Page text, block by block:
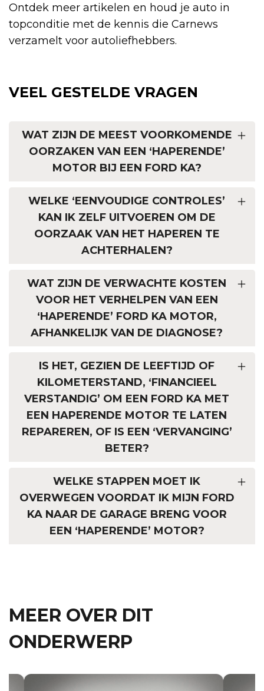
Ontdek meer artikelen en houd je auto in
topconditie met de kennis die Carnews
verzamelt voor autoliefhebbers.
VEEL GESTELDE VRAGEN
WAT ZIJN DE MEEST VOORKOMENDE
OORZAKEN VAN EEN ‘HAPERENDE’
MOTOR BIJ EEN FORD KA?
WELKE ‘EENVOUDIGE CONTROLES’
KAN IK ZELF UITVOEREN OM DE
OORZAAK VAN HET HAPEREN TE
ACHTERHALEN?
WAT ZIJN DE VERWACHTE KOSTEN
VOOR HET VERHELPEN VAN EEN
‘HAPERENDE’ FORD KA MOTOR,
AFHANKELIJK VAN DE DIAGNOSE?
IS HET, GEZIEN DE LEEFTIJD OF
KILOMETERSTAND, ‘FINANCIEEL
VERSTANDIG’ OM EEN FORD KA MET
EEN HAPERENDE MOTOR TE LATEN
REPAREREN, OF IS EEN ‘VERVANGING’
BETER?
WELKE STAPPEN MOET IK
OVERWEGEN VOORDAT IK MIJN FORD
KA NAAR DE GARAGE BRENG VOOR
EEN ‘HAPERENDE’ MOTOR?
MEER OVER DIT
ONDERWERP